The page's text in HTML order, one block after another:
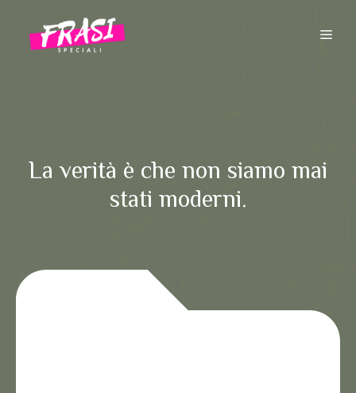
contenuto
La verità è che non siamo mai
stati moderni.